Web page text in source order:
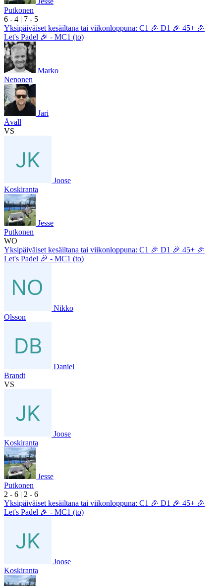
Putkonen
6 - 4 | 7 - 5
Yksipäiväiset kesäiltana tai viikonloppuna: C1 🎉 D1 🎉 45+ 🎉
Let's Padel 🎉 - MC1 (to)
Marko
Nenonen
Jari
Åvall
VS
Joose
Koskiranta
Jesse
Putkonen
WO
Yksipäiväiset kesäiltana tai viikonloppuna: C1 🎉 D1 🎉 45+ 🎉
Let's Padel 🎉 - MC1 (to)
Nikko
Olsson
Daniel
Brandt
VS
Joose
Koskiranta
Jesse
Putkonen
2 - 6 | 2 - 6
Yksipäiväiset kesäiltana tai viikonloppuna: C1 🎉 D1 🎉 45+ 🎉
Let's Padel 🎉 - MC1 (to)
Joose
Koskiranta